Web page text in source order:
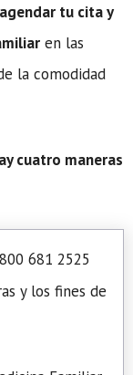
tu cita y
en las
la comodidad
cuatro maneras
681 2525
y los fines de